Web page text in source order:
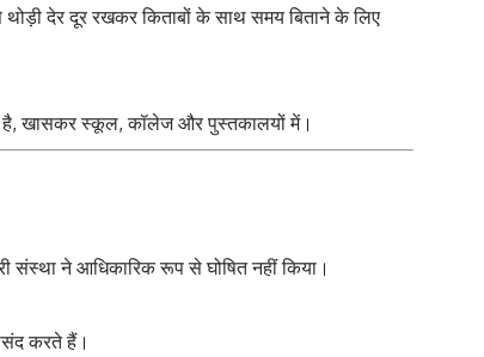
देर दूर रखकर किताबों के साथ समय बिताने के लिए
है, खासकर स्कूल, कॉलेज और पुस्तकालयों में।
ने आधिकारिक रूप से घोषित नहीं किया।
करते हैं।